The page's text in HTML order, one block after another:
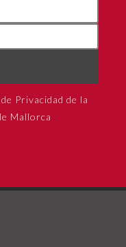
Privacidad de la
Mallorca